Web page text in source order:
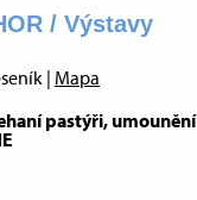
/ Výstavy
| Mapa
pastýři,